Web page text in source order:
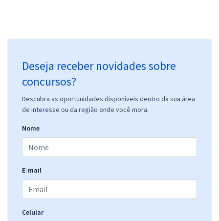
Deseja receber novidades sobre
concursos?
Descubra as oportunidades disponíveis dentro da sua área
de interesse ou da região onde você mora.
Nome
E-mail
Celular